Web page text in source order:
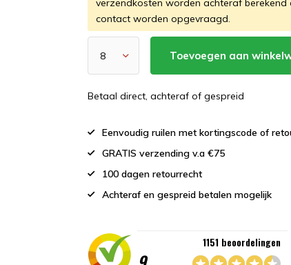
verzendkosten worden achteraf berekend
contact worden opgevraagd.
Toevoegen aan
Betaal direct, achteraf of gespreid
Eenvoudig ruilen met kortingscode of
GRATIS verzending v.a €75
100 dagen retourrecht
Achteraf en gespreid betalen mogelijk
1151 beoordelingen